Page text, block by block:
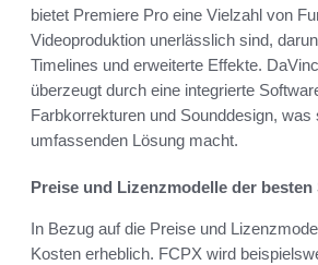
bietet Premiere Pro eine Vielzahl von
Videoproduktion unerlässlich sind,
Timelines und erweiterte Effekte.
überzeugt durch eine integrierte
Farbkorrekturen und Sounddesign, was
umfassenden Lösung macht.
Preise und Lizenzmodelle der besten
In Bezug auf die Preise und
Kosten erheblich. FCPX wird